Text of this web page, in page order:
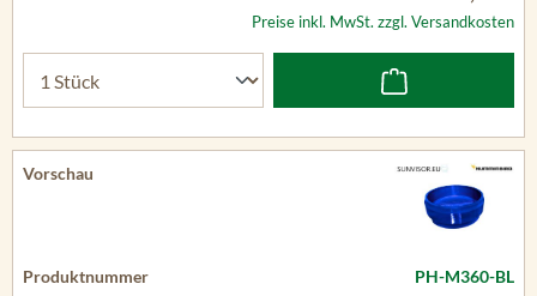
Preise inkl. MwSt. zzgl. Versandkosten
PH-M360-BL